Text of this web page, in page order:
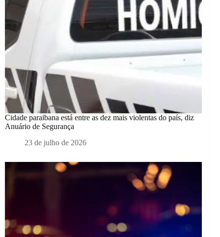
Cidade paraibana está entre as dez mais violentas do país, diz
Anuário de Segurança
23 de julho de 2026